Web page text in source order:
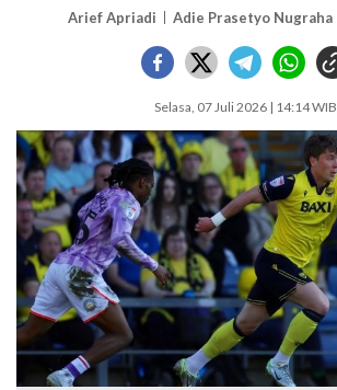
Arief Apriadi Adie Prasetyo Nugraha
Selasa, 07 Juli 2026 | 14:14 WIB